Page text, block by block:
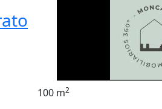
100 m2